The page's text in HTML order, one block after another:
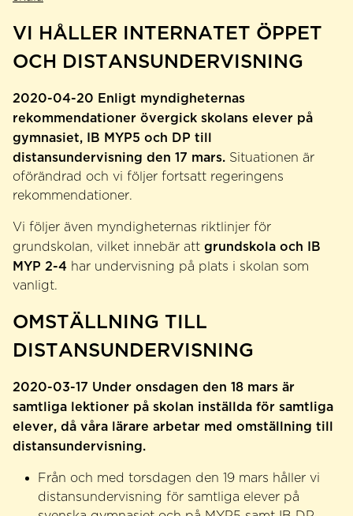
VI HÅLLER INTERNATET ÖPPET
OCH DISTANSUNDERVISNING
2020-04-20 Enligt myndigheternas
rekommendationer övergick skolans elever på
gymnasiet, IB MYP5 och DP till
distansundervisning den 17 mars. Situationen är
oförändrad och vi följer fortsatt regeringens
rekommendationer.
Vi följer även myndigheternas riktlinjer för
grundskolan, vilket innebär att grundskola och IB
MYP 2-4 har undervisning på plats i skolan som
vanligt.
OMSTÄLLNING TILL
DISTANSUNDERVISNING
2020-03-17 Under onsdagen den 18 mars är
samtliga lektioner på skolan inställda för samtliga
elever, då våra lärare arbetar med omställning till
distansundervisning.
Från och med torsdagen den 19 mars håller vi
distansundervisning för samtliga elever på